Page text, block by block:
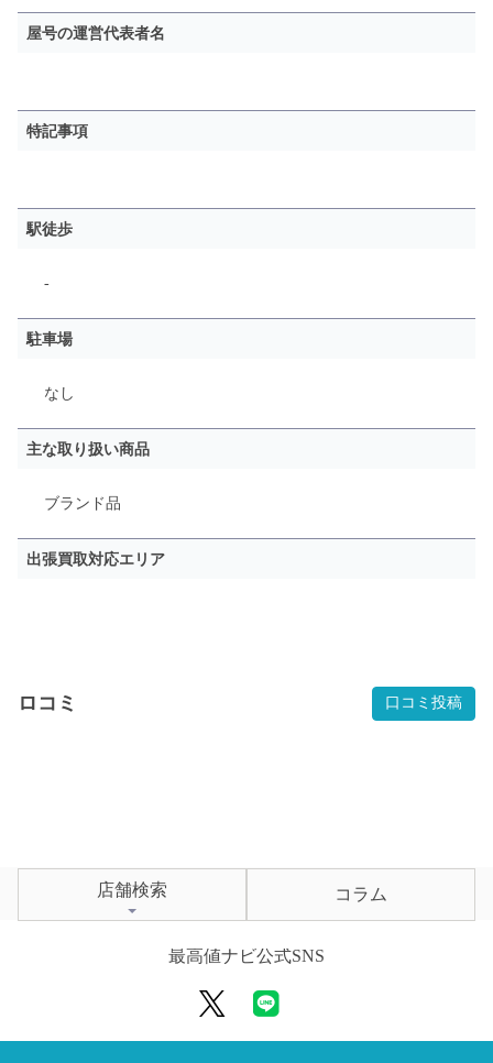
屋号の運営代表者名
特記事項
駅徒歩
-
駐車場
なし
主な取り扱い商品
ブランド品
出張買取対応エリア
ロコミ 口コミ投稿
店舗検索 コラム
最高値ナビ公式SNS